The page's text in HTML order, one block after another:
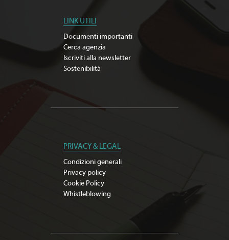
LINK UTILI
Documenti importanti
Cerca agenzia
Iscriviti alla newsletter
Sostenibilità
PRIVACY & LEGAL
Condizioni generali
Privacy policy
Cookie Policy
Whistleblowing